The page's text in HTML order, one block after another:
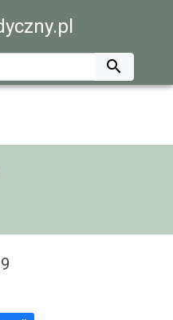
